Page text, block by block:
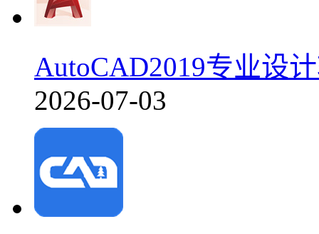
AutoCAD2019专业设
2026-07-03